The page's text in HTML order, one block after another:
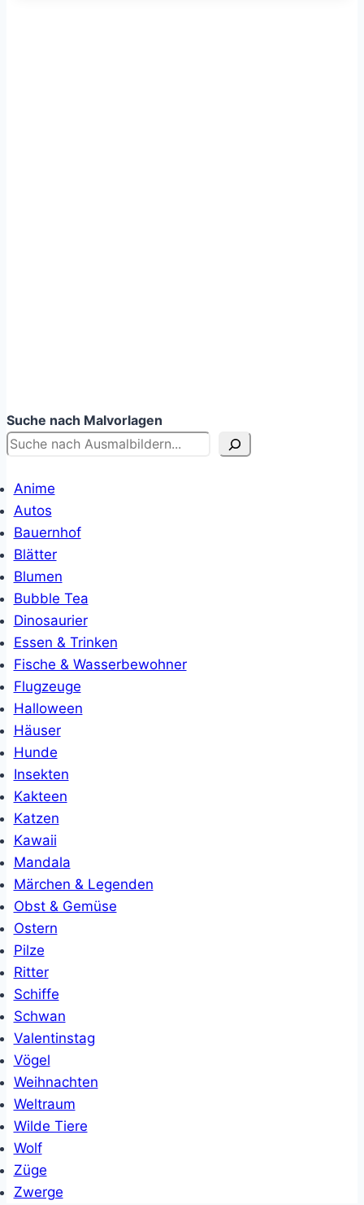
Suche nach Malvorlagen
Anime
Autos
Bauernhof
Blätter
Blumen
Bubble Tea
Dinosaurier
Essen & Trinken
Fische & Wasserbewohner
Flugzeuge
Halloween
Häuser
Hunde
Insekten
Kakteen
Katzen
Kawaii
Mandala
Märchen & Legenden
Obst & Gemüse
Ostern
Pilze
Ritter
Schiffe
Schwan
Valentinstag
Vögel
Weihnachten
Weltraum
Wilde Tiere
Wolf
Züge
Zwerge